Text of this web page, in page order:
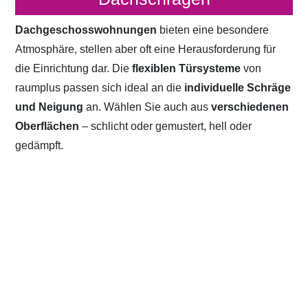
Dachgeschosswohnungen bieten eine besondere
Atmosphäre, stellen aber oft eine Herausforderung für
die Einrichtung dar. Dieflexiblen Türsystemevon
raumplus passen sich ideal an die individuelle Schräge
und Neigung an. Wählen Sie auch ausverschiedenen
Oberflächen – schlicht oder gemustert, hell oder
gedämpft.